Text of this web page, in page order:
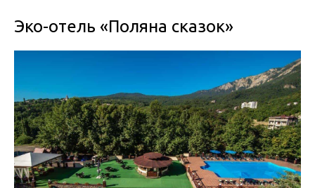
Эко-отель «Поляна сказок»